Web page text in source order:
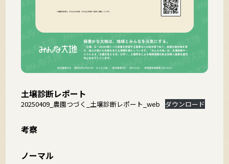
土壌診断レポート
20250409_農園つづく_土壌診断レポート_web ダウンロード
考察
ノーマル